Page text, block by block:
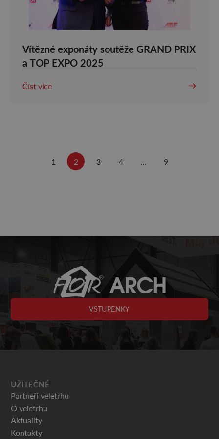
Vítězné exponáty soutěže GRAND PRIX
a TOP EXPO 2025
Číst více
1 2 3 4 … 9
VSTUPENKY
UŽITEČNÉ
Partneři veletrhu
O veletrhu
Aktuality
Kontakty